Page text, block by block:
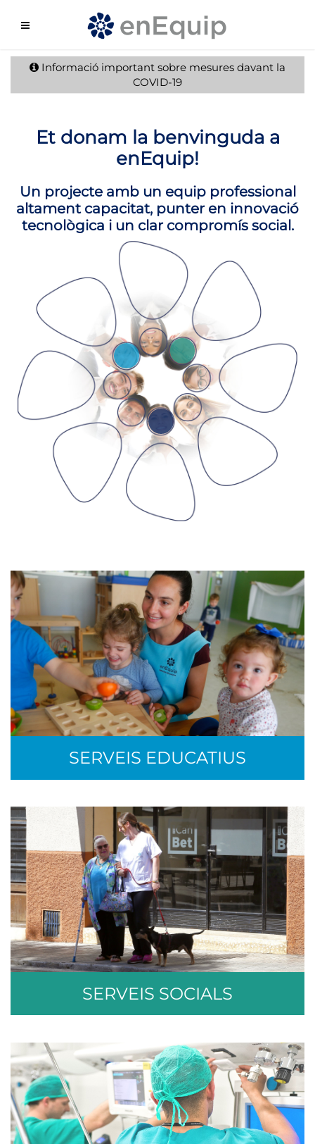
Informació important sobre mesures davant la
COVID-19
Et donam la benvinguda a
enEquip!
Un projecte amb un equip professional
altament capacitat, punter en innovació
tecnològica i un clar compromís social.
SERVEIS EDUCATIUS
SERVEIS SOCIALS